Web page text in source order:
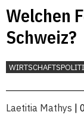
Welchen
Schweiz?
Laetitia Mathys |